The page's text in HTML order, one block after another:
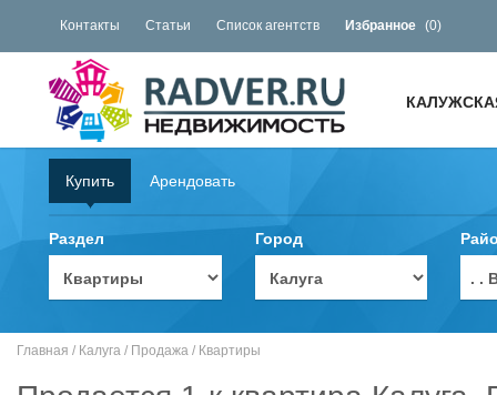
Контакты Статьи Список агентств Избранное (0)
Купить Арендовать
Раздел Город
. .
Главная / Калуга / Продажа / Квартиры